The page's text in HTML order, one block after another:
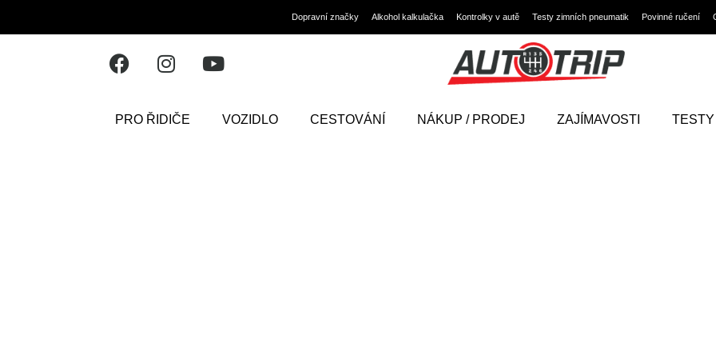
Dopravní značky Alkohol kalkulačka Kontrolky v autě Testy zimních pneumatik Povinné ručení
PRO ŘIDIČE VOZIDLO CESTOVÁNÍ NÁKUP / PRODEJ ZAJÍMAVOSTI TESTY